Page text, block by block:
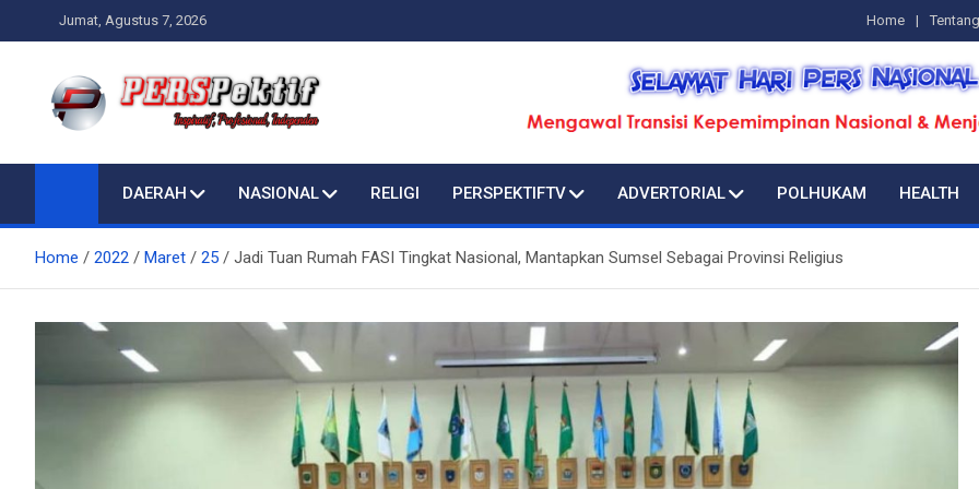
to
Jumat, Agustus 7, 2026 Home
Perspektif.today
DAERAH NASIONAL RELIGI PERSPEKTIFTV ADVERTORIAL POLHUKAM HEALTH
Home 2022 Maret 25 Jadi Tuan Rumah FASI Tingkat Nasional, Mantapkan Sumsel Sebagai Provinsi Religius